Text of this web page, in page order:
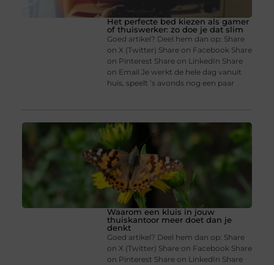
Het perfecte bed kiezen als gamer
of thuiswerker: zo doe je dat slim
Goed artikel? Deel hem dan op: Share
on X (Twitter) Share on Facebook Share
on Pinterest Share on LinkedIn Share
on Email Je werkt de hele dag vanuit
huis, speelt ’s avonds nog een paar
Waarom een kluis in jouw
thuiskantoor meer doet dan je
denkt
Goed artikel? Deel hem dan op: Share
on X (Twitter) Share on Facebook Share
on Pinterest Share on LinkedIn Share